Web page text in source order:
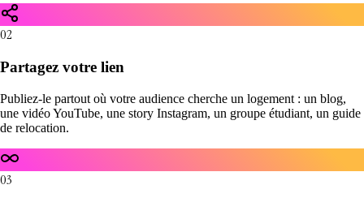
02
Partagez votre lien
Publiez-le partout où votre audience cherche un logement : un blog,
une vidéo YouTube, une story Instagram, un groupe étudiant, un guide
de relocation.
03